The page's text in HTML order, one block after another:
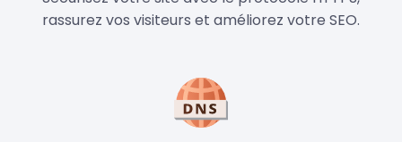
rassurez vos visiteurs et améliorez votre SEO.